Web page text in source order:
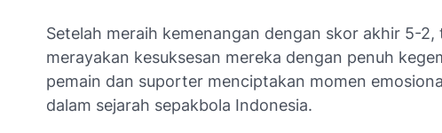
Setelah meraih kemenangan dengan skor akhir 5-2,
merayakan kesuksesan mereka dengan penuh
pemain dan suporter menciptakan momen
dalam sejarah sepakbola Indonesia.